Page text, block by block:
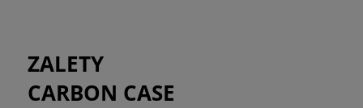
ZALETY
CARBON CASE